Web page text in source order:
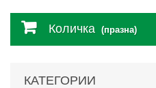
Количка (празна)
КАТЕГОРИИ